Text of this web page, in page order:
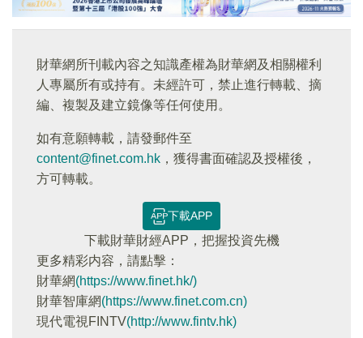
財華網所刊載內容之知識產權為財華網及相關權利
人專屬所有或持有。未經許可，禁止進行轉載、摘
編、複製及建立鏡像等任何使用。
如有意願轉載，請發郵件至
content@finet.com.hk ，獲得書面確認及授權後，
方可轉載。
下載APP
下載財華財經APP，把握投資先機
更多精彩内容，請點擊：
財華網(https://www.finet.hk/)
財華智庫網(https://www.finet.com.cn)
現代電視FINTV(http://www.fintv.hk)